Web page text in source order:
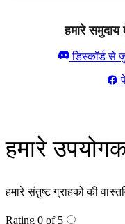
हमारे
डिस्कॉर्ड से
हमारे
हमारे संतुष्ट ग्राहकों की
Rating 0 of 5